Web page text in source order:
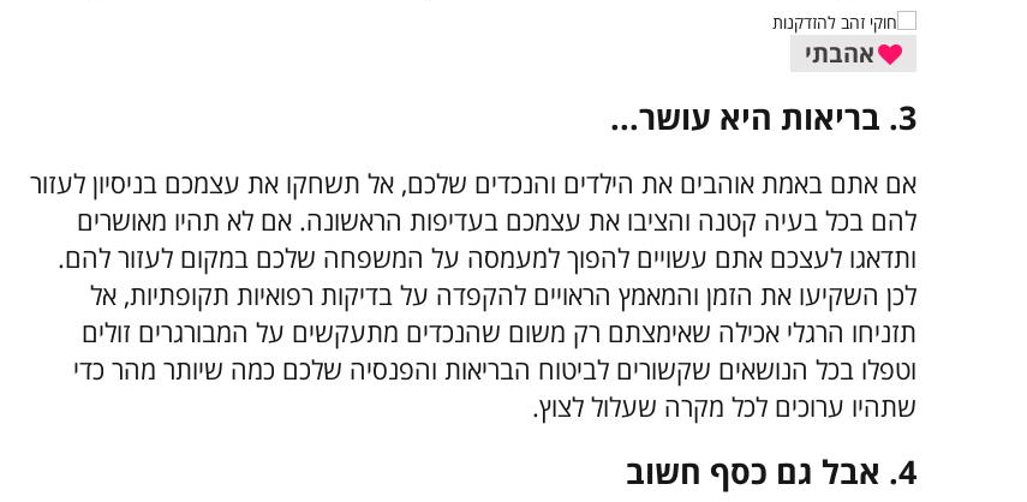
אהבתי
3. בריאות היא עושר...
אם אתם באמת אוהבים את הילדים והנכדים שלכם, אל תשחקו את עצמכם בניסיון לעזור
להם בכל בעיה קטנה והציבו את עצמכם בעדיפות הראשונה. אם לא תהיו מאושרים
ותדאגו לעצכם אתם עשויים להפוך למעמסה על המשפחה שלכם במקום לעזור להם.
לכן השקיעו את הזמן והמאמץ הראויים להקפדה על בדיקות רפואיות תקופתיות, אל
תזניחו הרגלי אכילה שאימצתם רק משום שהנכדים מתעקשים על המבורגרים זולים
וטפלו בכל הנושאים שקשורים לביטוח הבריאות והפנסיה שלכם כמה שיותר מהר כדי
שתהיו ערוכים לכל מקרה שעלול לצוץ.
4. אבל גם כסף חשוב